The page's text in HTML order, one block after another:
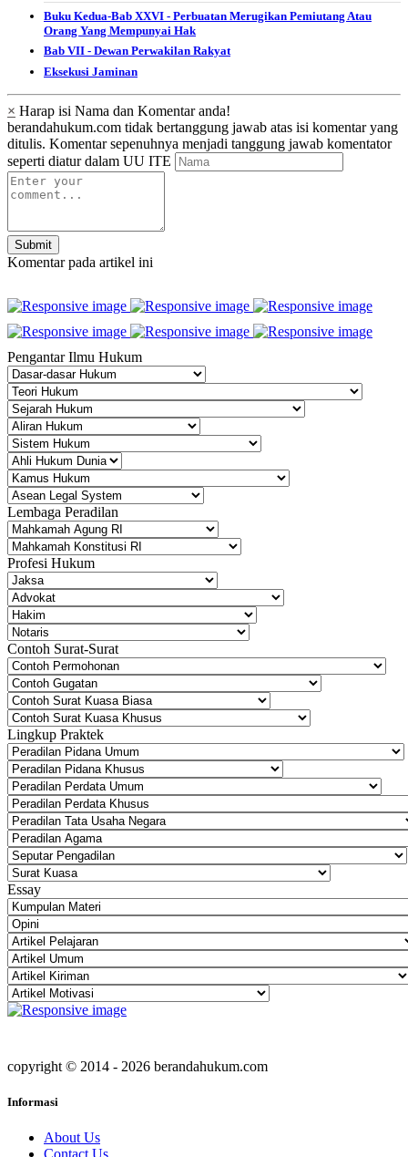
Buku Kedua-Bab XXVI - Perbuatan Merugikan Pemiutang Atau
Orang Yang Mempunyai Hak
Bab VII - Dewan Perwakilan Rakyat
Eksekusi Jaminan
× Harap isi Nama dan Komentar anda!
berandahukum.com tidak bertanggung jawab atas isi komentar yang
ditulis. Komentar sepenuhnya menjadi tanggung jawab komentator
seperti diatur dalam UU ITE
Submit
Komentar pada artikel ini
Pengantar Ilmu Hukum
Lembaga Peradilan
Profesi Hukum
Contoh Surat-Surat
Lingkup Praktek
Essay
copyright © 2014 - 2026 berandahukum.com
Informasi
About Us
Contact Us